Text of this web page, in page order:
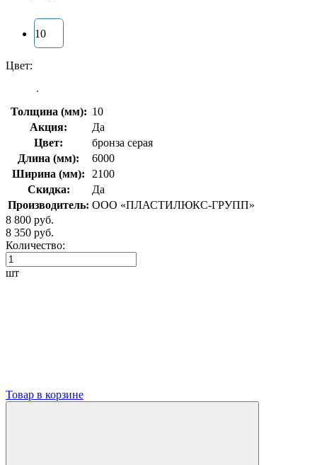
10
Цвет:
Толщина (мм): 10
Акция:
Да
Цвет:
бронза серая
Длина (мм):
6000
Ширина (мм):
2100
Скидка:
Да
Производитель: ООО «ПЛАСТИЛЮКС-ГРУПП»
8 800 руб.
8 350 руб.
Количество:
шт
Товар в корзине